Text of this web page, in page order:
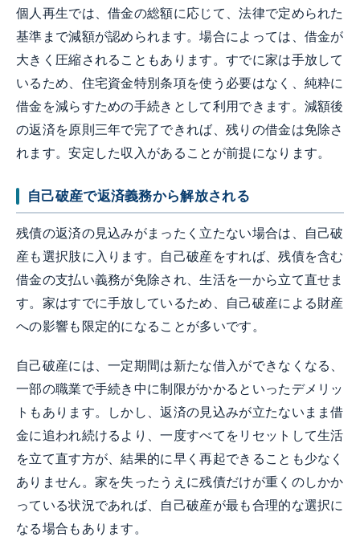
個人再生では、借金の総額に応じて、法律で定められた
基準まで減額が認められます。場合によっては、借金が
大きく圧縮されることもあります。すでに家は手放して
いるため、住宅資金特別条項を使う必要はなく、純粋に
借金を減らすための手続きとして利用できます。減額後
の返済を原則三年で完了できれば、残りの借金は免除さ
れます。安定した収入があることが前提になります。
自己破産で返済義務から解放される
残債の返済の見込みがまったく立たない場合は、自己破
産も選択肢に入ります。自己破産をすれば、残債を含む
借金の支払い義務が免除され、生活を一から立て直せま
す。家はすでに手放しているため、自己破産による財産
への影響も限定的になることが多いです。
自己破産には、一定期間は新たな借入ができなくなる、
一部の職業で手続き中に制限がかかるといったデメリッ
トもあります。しかし、返済の見込みが立たないまま借
金に追われ続けるより、一度すべてをリセットして生活
を立て直す方が、結果的に早く再起できることも少なく
ありません。家を失ったうえに残債だけが重くのしかか
っている状況であれば、自己破産が最も合理的な選択に
なる場合もあります。